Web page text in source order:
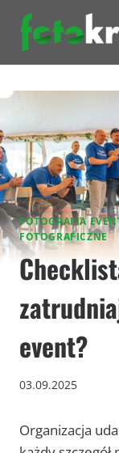
Przejdź
treści
FOTOGRAFIA
FOTOGRAFICZNE
event?
03.09.2025
Organizacja